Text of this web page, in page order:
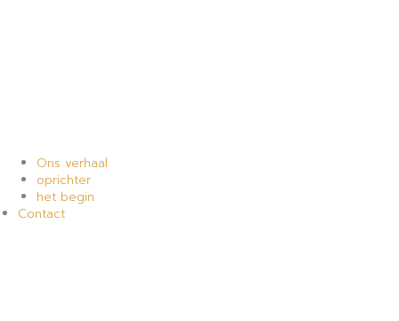
Ons verhaal
oprichter
het begin
Contact